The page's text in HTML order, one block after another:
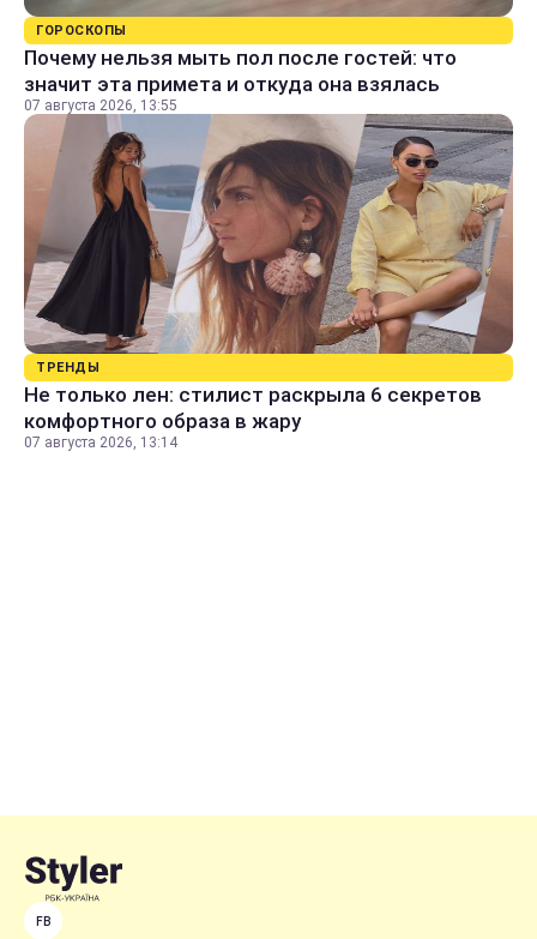
ГОРОСКОПЫ
Почему нельзя мыть пол после гостей: что
значит эта примета и откуда она взялась
07 августа 2026, 13:55
ТРЕНДЫ
Не только лен: стилист раскрыла 6 секретов
комфортного образа в жару
07 августа 2026, 13:14
FB